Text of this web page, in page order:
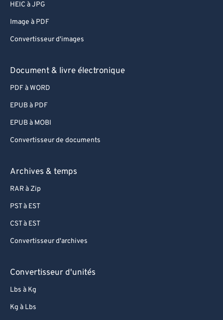
HEIC à JPG
Image à PDF
Convertisseur d'images
Document & livre électronique
PDF à WORD
EPUB à PDF
EPUB à MOBI
Convertisseur de documents
Archives & temps
RAR à Zip
PST à EST
CST à EST
Convertisseur d'archives
Convertisseur d'unités
Lbs à Kg
Kg à Lbs